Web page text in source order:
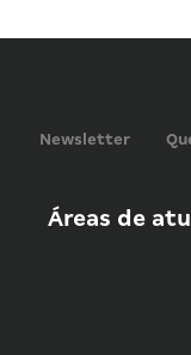
Newsletter
Áreas de